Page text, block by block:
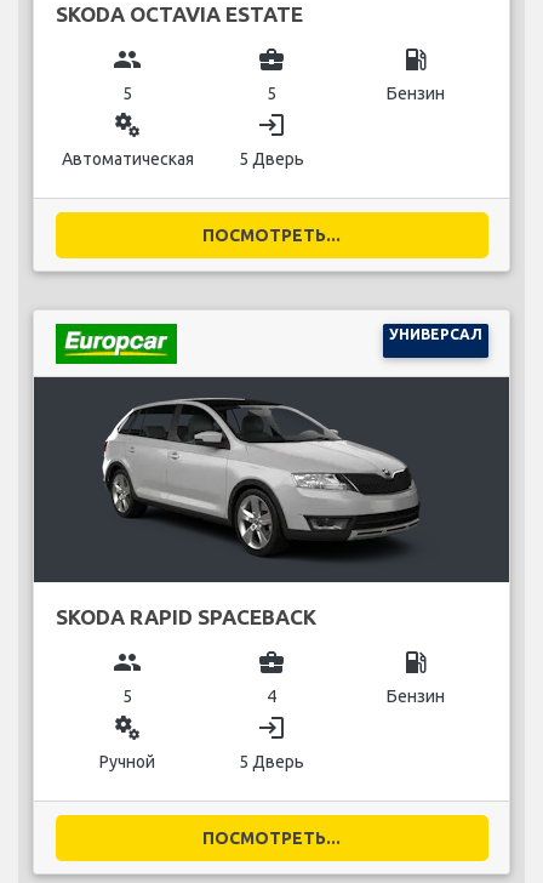
SKODA OCTAVIA ESTATE
group
5
business_center
5
local_gas_station
Бензин
miscellaneous_services
Автоматическая
login
5 Дверь
ПОСМОТРЕТЬ...
УНИВЕРСАЛ
SKODA RAPID SPACEBACK
group
5
business_center
4
local_gas_station
Бензин
miscellaneous_services
Ручной
login
5 Дверь
ПОСМОТРЕТЬ...